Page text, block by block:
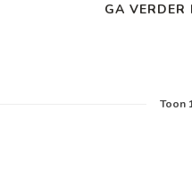
GA VERDER
Toon